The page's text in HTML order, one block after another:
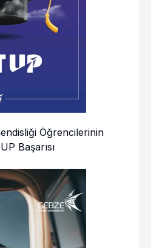
Öğrencilerinin
Başarısı